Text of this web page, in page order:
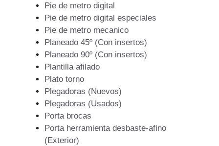
Pie de metro digital
Pie de metro digital especiales
Pie de metro mecanico
Planeado 45º (Con insertos)
Planeado 90º (Con insertos)
Plantilla afilado
Plato torno
Plegadoras (Nuevos)
Plegadoras (Usados)
Porta brocas
Porta herramienta desbaste-afino
(Exterior)